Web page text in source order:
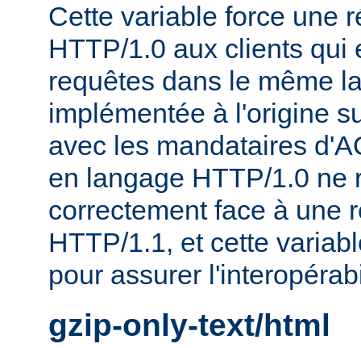
Cette variable force une
HTTP/1.0 aux clients qui
requêtes dans le même
implémentée à l'origine
avec les mandataires
en langage HTTP/1.0 ne
correctement face à une
HTTP/1.1, et cette
pour assurer
gzip-only-text/html